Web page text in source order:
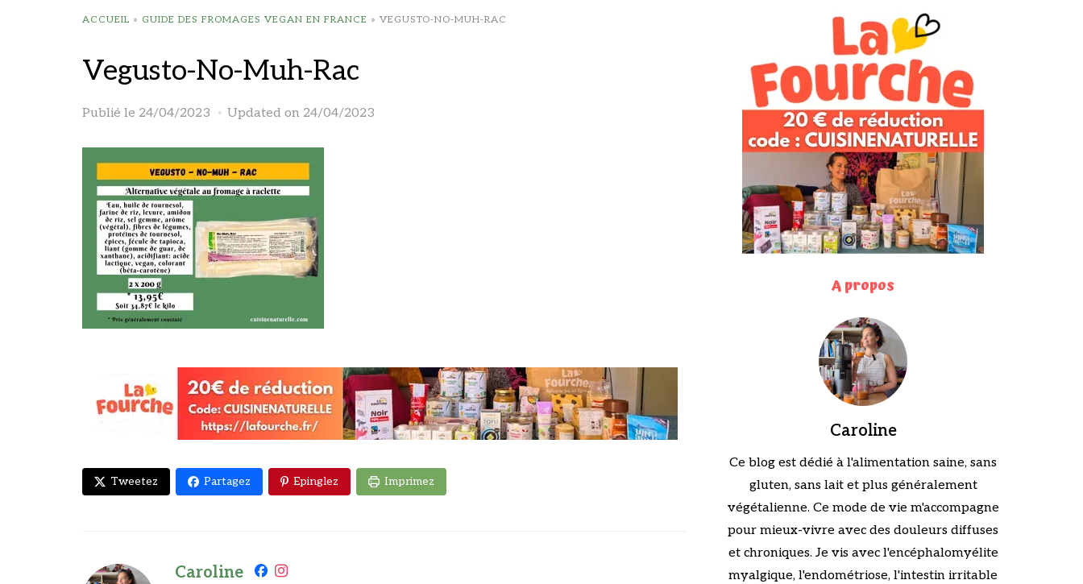
ACCUEIL » GUIDE DES FROMAGES VEGAN EN FRANCE » VEGUSTO-NO-MUH-RAC
Vegusto-No-Muh-Rac
Publié le 24/04/2023 Updated on 24/04/2023
Tweetez Partagez Epinglez Imprimez
Caroline
A propos
Caroline
Ce blog est dédié à l'alimentation saine, sans
gluten, sans lait et plus généralement
végétalienne. Ce mode de vie m'accompagne
pour mieux-vivre avec des douleurs diffuses
et chroniques. Je vis avec l'encéphalomyélite
myalgique, l'endométriose, l'intestin irritable